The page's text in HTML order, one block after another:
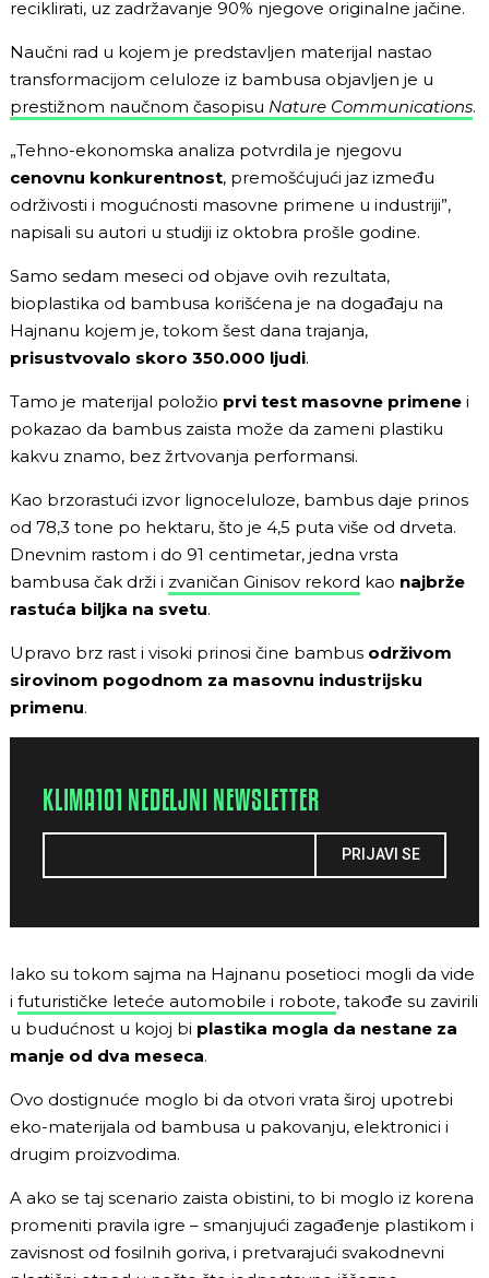
reciklirati, uz zadržavanje 90% njegove originalne jačine.
Naučni rad u kojem je predstavljen materijal nastao
transformacijom celuloze iz bambusa objavljen je u
prestižnom naučnom časopisu Nature Communications.
„Tehno-ekonomska analiza potvrdila je njegovu
cenovnu konkurentnost, premošćujući jaz između
održivosti i mogućnosti masovne primene u industriji”,
napisali su autori u studiji iz oktobra prošle godine.
Samo sedam meseci od objave ovih rezultata,
bioplastika od bambusa korišćena je na događaju na
Hajnanu kojem je, tokom šest dana trajanja,
prisustvovalo skoro 350.000 ljudi.
Tamo je materijal položio prvi test masovne primene i
pokazao da bambus zaista može da zameni plastiku
kakvu znamo, bez žrtvovanja performansi.
Kao brzorastući izvor lignoceluloze, bambus daje prinos
od 78,3 tone po hektaru, što je 4,5 puta više od drveta.
Dnevnim rastom i do 91 centimetar, jedna vrsta
bambusa čak drži i zvaničan Ginisov rekord kao najbrže
rastuća biljka na svetu.
Upravo brz rast i visoki prinosi čine bambus održivom
sirovinom pogodnom za masovnu industrijsku
primenu.
KLIMA101 NEDELJNI NEWSLETTER
PRIJAVI SE
Iako su tokom sajma na Hajnanu posetioci mogli da vide
i futurističke leteće automobile i robote, takođe su zavirili
u budućnost u kojoj bi plastika mogla da nestane za
manje od dva meseca.
Ovo dostignuće moglo bi da otvori vrata široj upotrebi
eko-materijala od bambusa u pakovanju, elektronici i
drugim proizvodima.
A ako se taj scenario zaista obistini, to bi moglo iz korena
promeniti pravila igre – smanjujući zagađenje plastikom i
zavisnost od fosilnih goriva, i pretvarajući svakodnevni